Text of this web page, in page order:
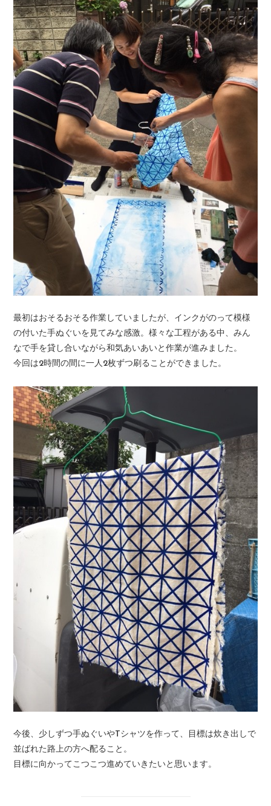
最初はおそるおそる作業していましたが、インクがのって模様
の付いた手ぬぐいを見てみな感激。様々な工程がある中、みん
なで手を貸し合いながら和気あいあいと作業が進みました。
今回は2時間の間に一人2枚ずつ刷ることができました。
今後、少しずつ手ぬぐいやTシャツを作って、目標は炊き出しで
並ばれた路上の方へ配ること。
目標に向かってこつこつ進めていきたいと思います。